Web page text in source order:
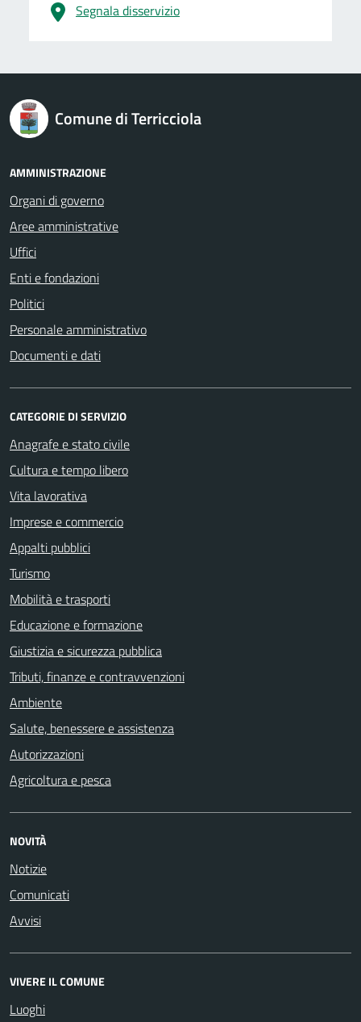
Segnala disservizio
logo Unione Europea
Comune di Terricciola
AMMINISTRAZIONE
Organi di governo
Aree amministrative
Uffici
Enti e fondazioni
Politici
Personale amministrativo
Documenti e dati
CATEGORIE DI SERVIZIO
Anagrafe e stato civile
Cultura e tempo libero
Vita lavorativa
Imprese e commercio
Appalti pubblici
Turismo
Mobilità e trasporti
Educazione e formazione
Giustizia e sicurezza pubblica
Tributi, finanze e contravvenzioni
Ambiente
Salute, benessere e assistenza
Autorizzazioni
Agricoltura e pesca
NOVITÀ
Notizie
Comunicati
Avvisi
VIVERE IL COMUNE
Luoghi